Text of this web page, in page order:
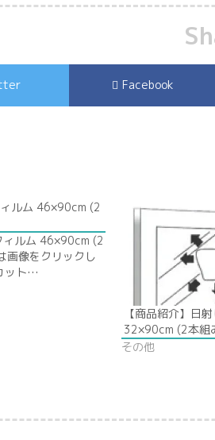
Facebook
ルム 46×90cm (2
ィルム 46×90cm (2
画像をクリックし
ット…
【商品紹介】日
32×90cm (2本組
その他